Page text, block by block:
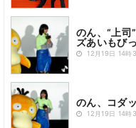
のん、“上
ズあいもび
12月19日 14時
のん、コダ
12月19日 14時